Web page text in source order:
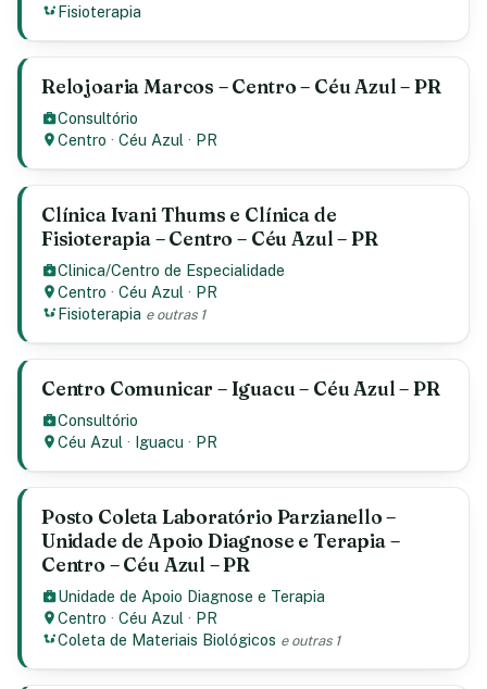
Fisioterapia
Relojoaria Marcos – Centro – Céu Azul – PR
Consultório
Centro ·Céu Azul · PR
Clínica Ivani Thums e Clínica de
Fisioterapia – Centro – Céu Azul – PR
Clinica/Centro de Especialidade
Centro ·Céu Azul · PR
Fisioterapia e outras 1
Centro Comunicar – Iguacu – Céu Azul – PR
Consultório
Céu Azul · Iguacu · PR
Posto Coleta Laboratório Parzianello –
Unidade de Apoio Diagnose e Terapia –
Centro – Céu Azul – PR
Unidade de Apoio Diagnose e Terapia
Centro ·Céu Azul · PR
Coleta de Materiais Biológicos e outras 1